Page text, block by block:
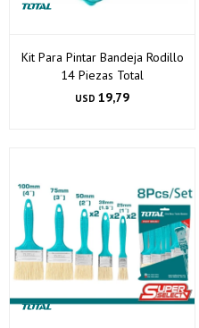
Kit Para Pintar Bandeja Rodillo
14 Piezas Total
USD 19,79